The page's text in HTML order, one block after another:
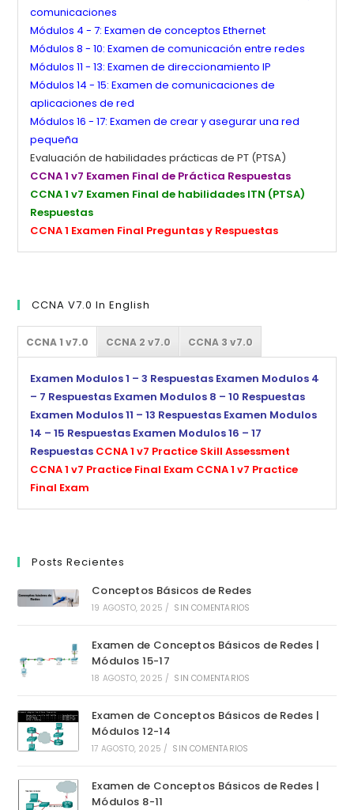
comunicaciones
Módulos 4 - 7: Examen de conceptos Ethernet
Módulos 8 - 10: Examen de comunicación entre redes
Módulos 11 - 13: Examen de direccionamiento IP
Módulos 14 - 15: Examen de comunicaciones de
aplicaciones de red
Módulos 16 - 17: Examen de crear y asegurar una red
pequeña
Evaluación de habilidades prácticas de PT (PTSA)
CCNA 1 v7 Examen Final de Práctica Respuestas
CCNA 1 v7 Examen Final de habilidades ITN (PTSA)
Respuestas
CCNA 1 Examen Final Preguntas y Respuestas
CCNA V7.0 In English
CCNA 1 v7.0 CCNA 2 v7.0 CCNA 3 v7.0
Examen Modulos 1 – 3 Respuestas Examen Modulos 4
– 7 Respuestas Examen Modulos 8 – 10 Respuestas
Examen Modulos 11 – 13 Respuestas Examen Modulos
14 – 15 Respuestas Examen Modulos 16 – 17
Respuestas CCNA 1 v7 Practice Skill Assessment
CCNA 1 v7 Practice Final Exam CCNA 1 v7 Practice
Final Exam
Posts Recientes
Conceptos Básicos de Redes
19 AGOSTO, 2025 / SIN COMENTARIOS
Examen de Conceptos Básicos de Redes |
Módulos 15-17
18 AGOSTO, 2025 / SIN COMENTARIOS
Examen de Conceptos Básicos de Redes |
Módulos 12-14
17 AGOSTO, 2025 / SIN COMENTARIOS
Examen de Conceptos Básicos de Redes |
Módulos 8-11